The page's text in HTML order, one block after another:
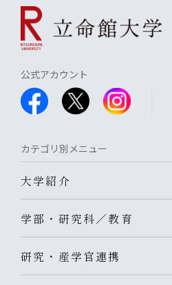
公式アカウント
カテゴリ別メニュー
大学紹介
学部・研究科／教育
研究・産学官連携